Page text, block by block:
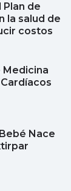
Plan de
la salud de
costos
Medicina
Nace